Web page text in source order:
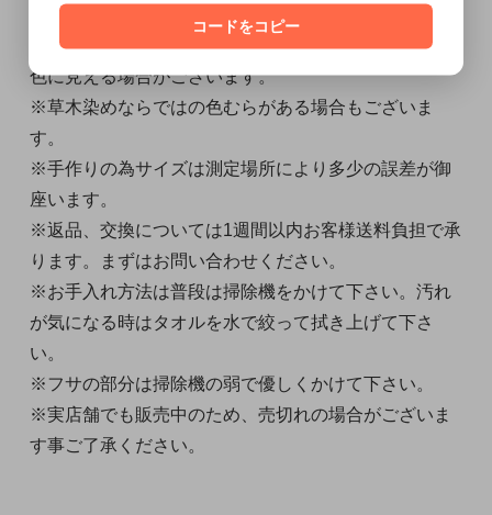
※お使いのモニターなどにより、若干実物と異なるお
色に見える場合がございます。
※草木染めならではの色むらがある場合もございま
す。
※手作りの為サイズは測定場所により多少の誤差が御
座います。
※返品、交換については1週間以内お客様送料負担で承
ります。まずはお問い合わせください。
※お手入れ方法は普段は掃除機をかけて下さい。汚れ
が気になる時はタオルを水で絞って拭き上げて下さ
い。
※フサの部分は掃除機の弱で優しくかけて下さい。
※実店舗でも販売中のため、売切れの場合がございま
す事ご了承ください。
コードをコピー